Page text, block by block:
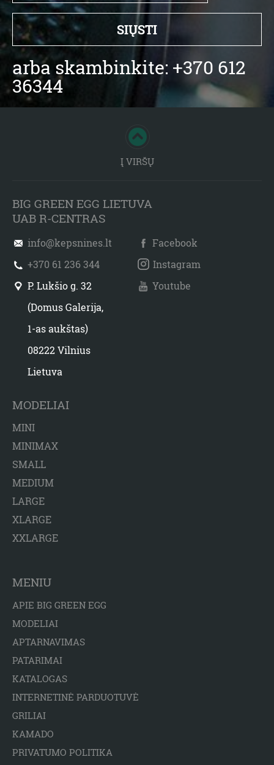
arba skambinkite: +370 612
36344
Į VIRŠŲ
BIG GREEN EGG LIETUVA
UAB R-CENTRAS
info@kepsnines.lt
+370 61 236 344
P. Lukšio g. 32
(Domus Galerija,
1-as aukštas)
08222 Vilnius
Lietuva
Facebook
Instagram
Youtube
MODELIAI
MINI
MINIMAX
SMALL
MEDIUM
LARGE
XLARGE
XXLARGE
MENIU
APIE BIG GREEN EGG
MODELIAI
APTARNAVIMAS
PATARIMAI
KATALOGAS
INTERNETINĖ PARDUOTUVĖ
GRILIAI
KAMADO
PRIVATUMO POLITIKA